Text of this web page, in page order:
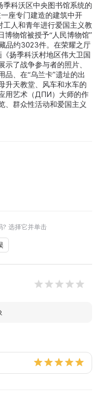
科沃区中央图书馆系统的
座专门建造的建筑中开
人和青年进行爱国主义教
物馆被授予“人民博物馆”
品约3023件。在荣耀之厅
扬季科沃村地区伟大卫国
了战争参与者的照片、
品、在“乌兰卡”遗址的出
升天教堂、风车和水车的
用艺术（ДПИ）大师的作
、群众性活动和爱国主义
? 选择它并单击